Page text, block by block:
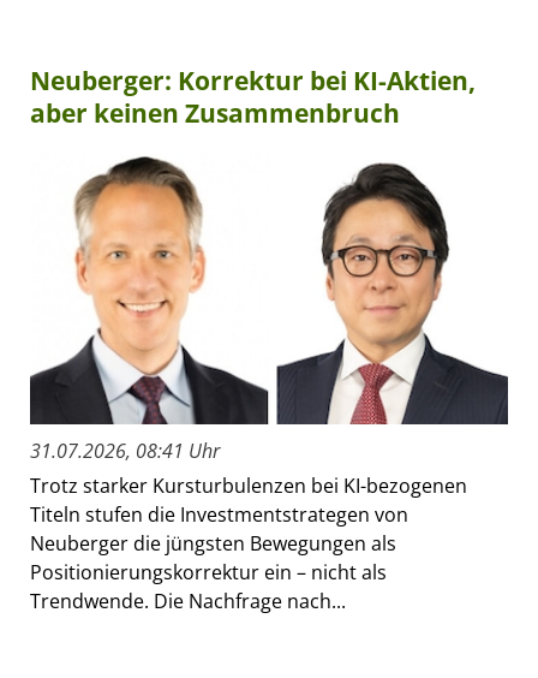
Neuberger: Korrektur bei KI-Aktien,
aber keinen Zusammenbruch
31.07.2026, 08:41 Uhr
Trotz starker Kursturbulenzen bei KI-bezogenen
Titeln stufen die Investmentstrategen von
Neuberger die jüngsten Bewegungen als
Positionierungskorrektur ein – nicht als
Trendwende. Die Nachfrage nach...